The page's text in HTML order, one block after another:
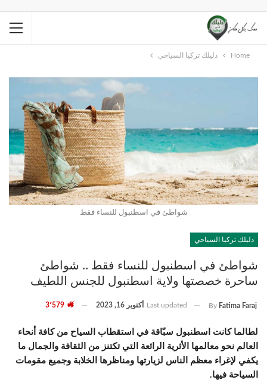
Home دليلك تركيا السياحي
شواطئ في اسطنبول للنساء فقط
دليلك تركيا السياحي
شواطئ في اسطنبول للنساء فقط .. شواطئ
ساحرة خصصتها ولاية اسطنبول للجنس اللطيف
By Fatima Faraj
Last updated أكتوبر 16, 2023
لطالما كانت اسطنبول سبّاقة في استقطاب السياح من كافة أنحاء
العالم نحو معالمها الأثرية الرائعة التي تكتنز من الثقافة والجمال ما
يكفي لإغراء معظم الناس لزيارتها ومناظرها الخلابة وجميع مقومات
السياحة فيها.